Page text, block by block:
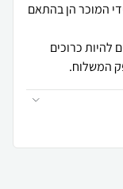
המוכר הן בהתאם
להיות כרוכים
המשלוח.